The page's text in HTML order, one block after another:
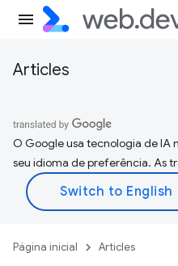
Articles
O Google usa tecnologia de IA
seu idioma de preferência. As
Página inicial Articles